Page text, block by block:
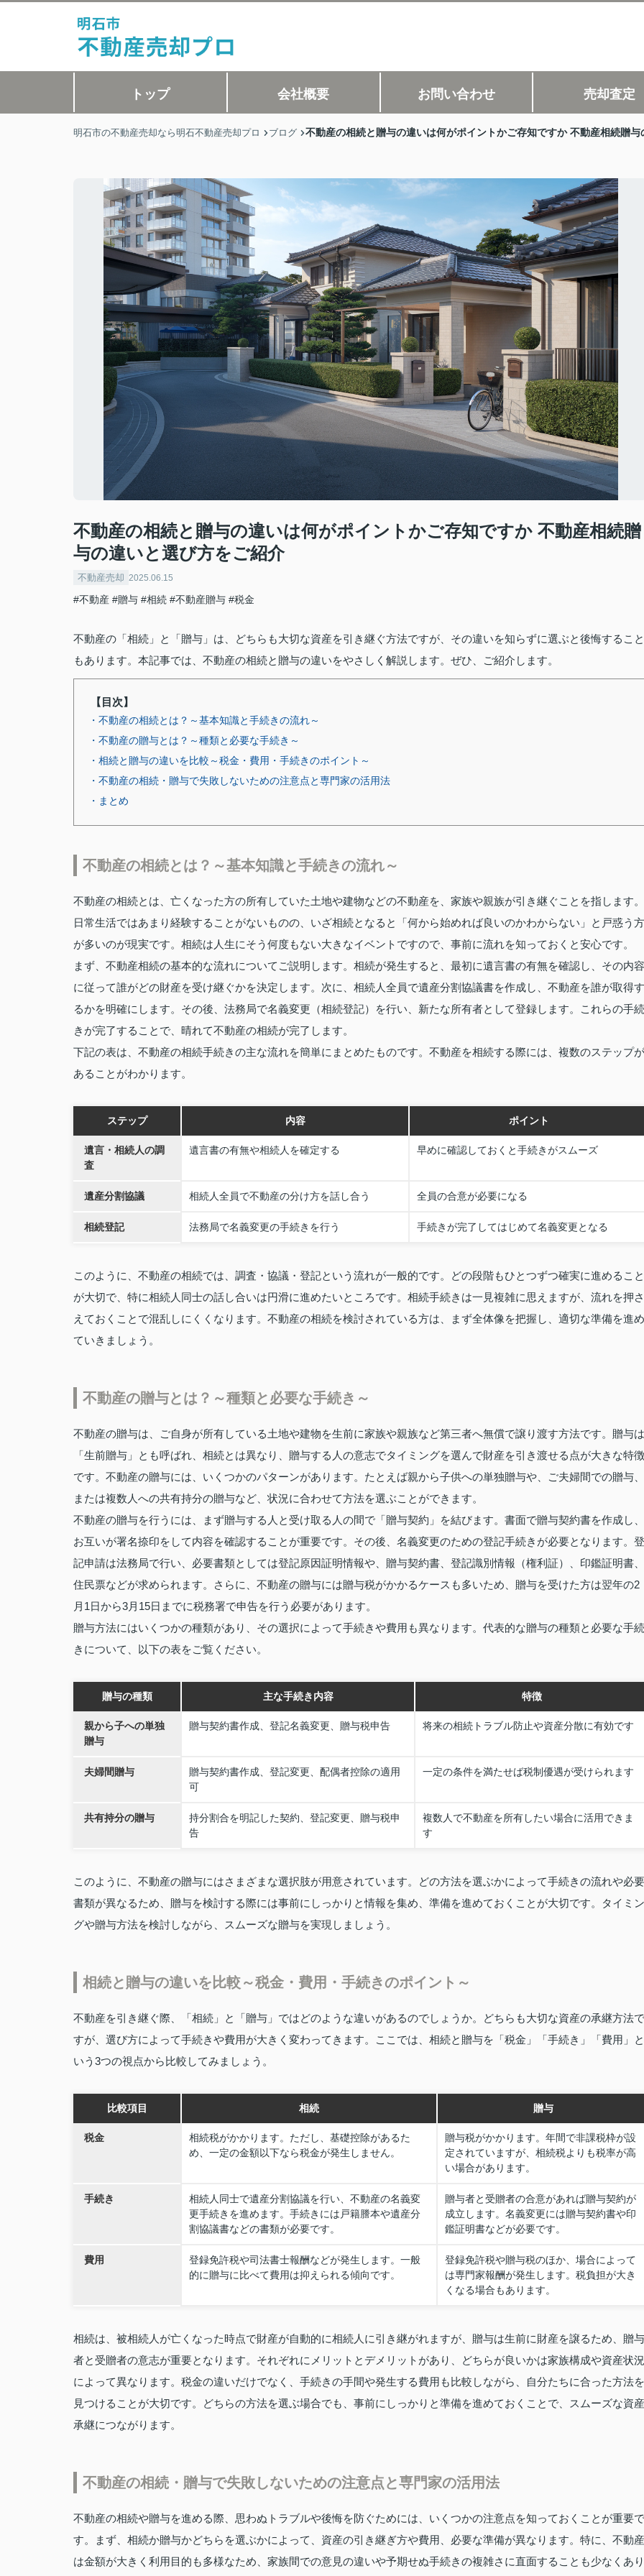
トップ 会社概要 お問い合わせ 売却査定
明石市の不動産売却なら明石不動産売却プロ ブログ 不動産の相続と贈与の違いは何がポイントかご存知ですか 不動産相続贈
不動産の相続と贈与の違いは何がポイントかご存知ですか 不動産相続贈
与の違いと選び方をご紹介
不動産売却 2025.06.15
#不動産 #贈与 #相続 #不動産贈与 #税金
不動産の「相続」と「贈与」は、どちらも大切な資産を引き継ぐ方法ですが、その違いを知らずに選ぶと後悔すること
もあります。本記事では、不動産の相続と贈与の違いをやさしく解説します。ぜひ、ご紹介します。
【目次】
・不動産の相続とは？～基本知識と手続きの流れ～
・不動産の贈与とは？～種類と必要な手続き～
・相続と贈与の違いを比較～税金・費用・手続きのポイント～
・不動産の相続・贈与で失敗しないための注意点と専門家の活用法
・まとめ
不動産の相続とは？～基本知識と手続きの流れ～
不動産の相続とは、亡くなった方の所有していた土地や建物などの不動産を、家族や親族が引き継ぐことを指します。
日常生活ではあまり経験することがないものの、いざ相続となると「何から始めれば良いのかわからない」と戸惑う方
が多いのが現実です。相続は人生にそう何度もない大きなイベントですので、事前に流れを知っておくと安心です。
まず、不動産相続の基本的な流れについてご説明します。相続が発生すると、最初に遺言書の有無を確認し、その内容
に従って誰がどの財産を受け継ぐかを決定します。次に、相続人全員で遺産分割協議書を作成し、不動産を誰が取得す
るかを明確にします。その後、法務局で名義変更（相続登記）を行い、新たな所有者として登録します。これらの手続
きが完了することで、晴れて不動産の相続が完了します。
下記の表は、不動産の相続手続きの主な流れを簡単にまとめたものです。不動産を相続する際には、複数のステップが
あることがわかります。
ステップ 内容 ポイント
遺言・相続人の調
査
遺言書の有無や相続人を確定する 早めに確認しておくと手続きがスムーズ
遺産分割協議 相続人全員で不動産の分け方を話し合う 全員の合意が必要になる
相続登記 法務局で名義変更の手続きを行う 手続きが完了してはじめて名義変更となる
このように、不動産の相続では、調査・協議・登記という流れが一般的です。どの段階もひとつずつ確実に進めること
が大切で、特に相続人同士の話し合いは円滑に進めたいところです。相続手続きは一見複雑に思えますが、流れを押さ
えておくことで混乱しにくくなります。不動産の相続を検討されている方は、まず全体像を把握し、適切な準備を進め
ていきましょう。
不動産の贈与とは？～種類と必要な手続き～
不動産の贈与は、ご自身が所有している土地や建物を生前に家族や親族など第三者へ無償で譲り渡す方法です。贈与は
「生前贈与」とも呼ばれ、相続とは異なり、贈与する人の意志でタイミングを選んで財産を引き渡せる点が大きな特徴
です。不動産の贈与には、いくつかのパターンがあります。たとえば親から子供への単独贈与や、ご夫婦間での贈与、
または複数人への共有持分の贈与など、状況に合わせて方法を選ぶことができます。
不動産の贈与を行うには、まず贈与する人と受け取る人の間で「贈与契約」を結びます。書面で贈与契約書を作成し、
お互いが署名捺印をして内容を確認することが重要です。その後、名義変更のための登記手続きが必要となります。登
記申請は法務局で行い、必要書類としては登記原因証明情報や、贈与契約書、登記識別情報（権利証）、印鑑証明書、
住民票などが求められます。さらに、不動産の贈与には贈与税がかかるケースも多いため、贈与を受けた方は翌年の2
月1日から3月15日までに税務署で申告を行う必要があります。
贈与方法にはいくつかの種類があり、その選択によって手続きや費用も異なります。代表的な贈与の種類と必要な手続
きについて、以下の表をご覧ください。
贈与の種類 主な手続き内容 特徴
親から子への単独
贈与
贈与契約書作成、登記名義変更、贈与税申告 将来の相続トラブル防止や資産分散に有効です
夫婦間贈与
贈与契約書作成、登記変更、配偶者控除の適用
可
一定の条件を満たせば税制優遇が受けられます
共有持分の贈与
持分割合を明記した契約、登記変更、贈与税申
告
複数人で不動産を所有したい場合に活用できま
す
このように、不動産の贈与にはさまざまな選択肢が用意されています。どの方法を選ぶかによって手続きの流れや必要
書類が異なるため、贈与を検討する際には事前にしっかりと情報を集め、準備を進めておくことが大切です。タイミン
グや贈与方法を検討しながら、スムーズな贈与を実現しましょう。
相続と贈与の違いを比較～税金・費用・手続きのポイント～
不動産を引き継ぐ際、「相続」と「贈与」ではどのような違いがあるのでしょうか。どちらも大切な資産の承継方法で
すが、選び方によって手続きや費用が大きく変わってきます。ここでは、相続と贈与を「税金」「手続き」「費用」と
いう3つの視点から比較してみましょう。
比較項目 相続 贈与
税金
相続税がかかります。ただし、基礎控除があるた
め、一定の金額以下なら税金が発生しません。
贈与税がかかります。年間で非課税枠が設
定されていますが、相続税よりも税率が高
い場合があります。
手続き
相続人同士で遺産分割協議を行い、不動産の名義変
更手続きを進めます。手続きには戸籍謄本や遺産分
割協議書などの書類が必要です。
贈与者と受贈者の合意があれば贈与契約が
成立します。名義変更には贈与契約書や印
鑑証明書などが必要です。
費用
登録免許税や司法書士報酬などが発生します。一般
的に贈与に比べて費用は抑えられる傾向です。
登録免許税や贈与税のほか、場合によって
は専門家報酬が発生します。税負担が大き
くなる場合もあります。
相続は、被相続人が亡くなった時点で財産が自動的に相続人に引き継がれますが、贈与は生前に財産を譲るため、贈与
者と受贈者の意志が重要となります。それぞれにメリットとデメリットがあり、どちらが良いかは家族構成や資産状況
によって異なります。税金の違いだけでなく、手続きの手間や発生する費用も比較しながら、自分たちに合った方法を
見つけることが大切です。どちらの方法を選ぶ場合でも、事前にしっかりと準備を進めておくことで、スムーズな資産
承継につながります。
不動産の相続・贈与で失敗しないための注意点と専門家の活用法
不動産の相続や贈与を進める際、思わぬトラブルや後悔を防ぐためには、いくつかの注意点を知っておくことが重要で
す。まず、相続か贈与かどちらを選ぶかによって、資産の引き継ぎ方や費用、必要な準備が異なります。特に、不動産
は金額が大きく利用目的も多様なため、家族間での意見の違いや予期せぬ手続きの複雑さに直面することも少なくあり